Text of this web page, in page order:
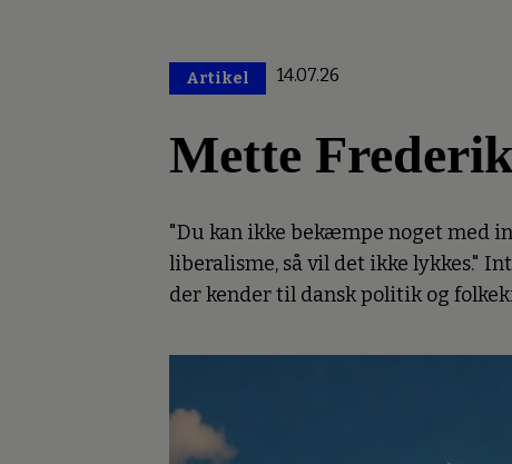
Artikel 14.07.26
Mette
"Du kan ikke bekæmpe noget med
liberalisme, så vil det ikke lykkes."
der kender til dansk politik og